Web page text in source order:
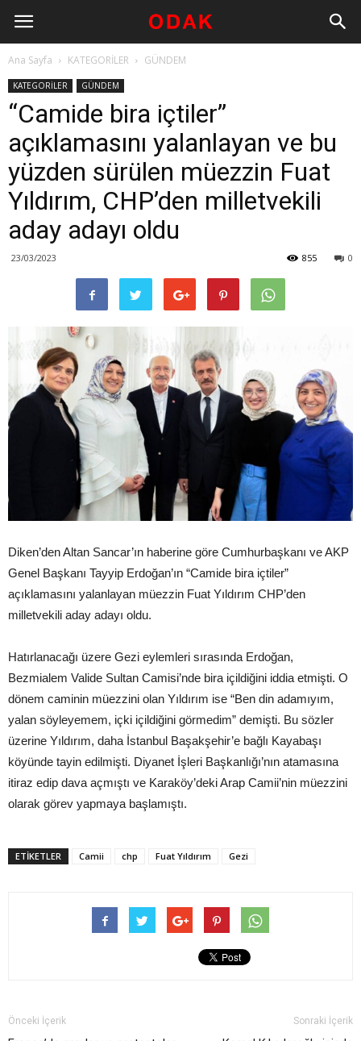
Ana Sayfa KATEGORİLER GÜNDEM
KATEGORİLER GÜNDEM
“Camide bira içtiler”
açıklamasını yalanlayan ve bu
yüzden sürülen müezzin Fuat
Yıldırım, CHP’den milletvekili
aday adayı oldu
23/03/2023 0
855
Diken’den Altan Sancar’ın haberine göre Cumhurbaşkanı ve AKP
Genel Başkanı Tayyip Erdoğan’ın “Camide bira içtiler”
açıklamasını yalanlayan müezzin Fuat Yıldırım CHP’den
milletvekili aday adayı oldu.
Hatırlanacağı üzere Gezi eylemleri sırasında Erdoğan,
Bezmialem Valide Sultan Camisi’nde bira içildiğini iddia etmişti. O
dönem caminin müezzini olan Yıldırım ise “Ben din adamıyım,
yalan söyleyemem, içki içildiğini görmedim” demişti. Bu sözler
üzerine Yıldırım, daha İstanbul Başakşehir’e bağlı Kayabaşı
köyünde tayin edilmişti. Diyanet İşleri Başkanlığı’nın atamasına
itiraz edip dava açmıştı ve Karaköy’deki Arap Camii’nin müezzini
olarak görev yapmaya başlamıştı.
ETIKETLER Camii chp Fuat Yıldırım Gezi
Önceki İçerik Sonraki İçerik